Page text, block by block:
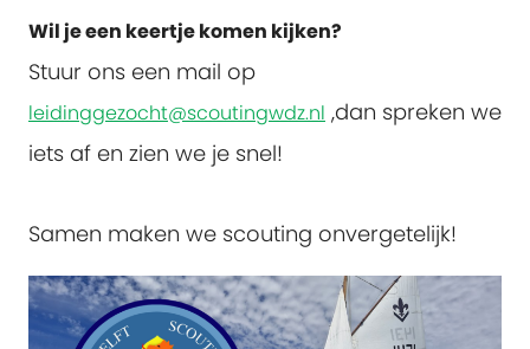
Wil je een keertje komen kijken?
Stuur ons een mail op
leidinggezocht@scoutingwdz.nl ,dan spreken we
iets af en zien we je snel!
Samen maken we scouting onvergetelijk!